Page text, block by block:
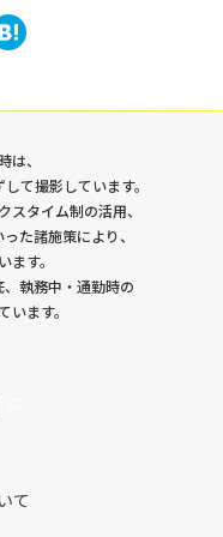
、
て撮影しています。
タイム制の活用、
た諸施策により、
す。
執務中・通勤時の
います。
て